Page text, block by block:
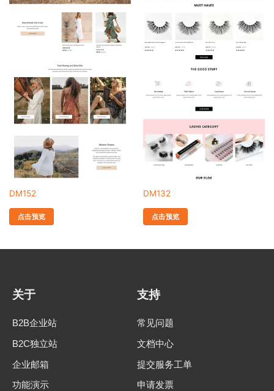
DM152
点击预览
DM132
点击预览
关于
B2B企业站
B2C独立站
企业邮箱
功能演示
支持
常见问题
文档中心
提交服务工单
申请发票